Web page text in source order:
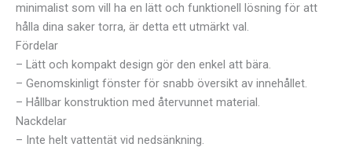
minimalist som vill ha en lätt och funktionell lösning för att
hålla dina saker torra, är detta ett utmärkt val.
Fördelar
– Lätt och kompakt design gör den enkel att bära.
– Genomskinligt fönster för snabb översikt av innehållet.
– Hållbar konstruktion med återvunnet material.
Nackdelar
– Inte helt vattentät vid nedsänkning.